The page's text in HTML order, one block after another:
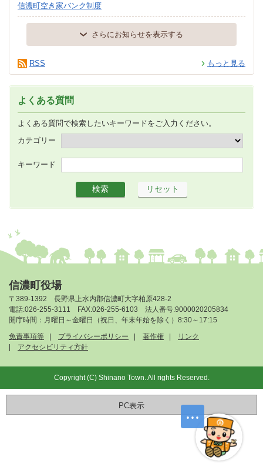
信濃町空き家バンク制度
さらにお知らせを表示する
もっと見る
RSS
よくある質問
よくある質問で検索したいキーワードをご入力ください。
カテゴリー
キーワード
信濃町役場
〒389-1392 長野県上水内郡信濃町大字柏原428-2
電話:026-255-3111 FAX:026-255-6103 法人番号:9000020205834
開庁時間：月曜日～金曜日（祝日、年末年始を除く）8:30～17:15
免責事項等
プライバシーポリシー 著作権
リンク
アクセシビリティ方針
Copyright (C) Shinano Town. All rights Reserved.
PC表示